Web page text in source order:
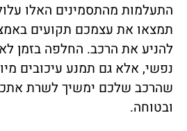
התעלמות מהתסמינים האלו
תמצאו את עצמכם תקועים
להניע את הרכב. החלפה בזמן
נפשי, אלא גם תמנע עיכובים
שהרכב שלכם ימשיך לשרת
ובטוחה.